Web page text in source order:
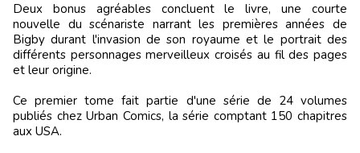
Deux bonus agréables concluent le livre, une courte
nouvelle du scénariste narrant les premières années de
Bigby durant l'invasion de son royaume et le portrait des
différents personnages merveilleux croisés au fil des pages
et leur origine.
Ce premier tome fait partie d'une série de 24 volumes
publiés chez Urban Comics, la série comptant 150 chapitres
aux USA.